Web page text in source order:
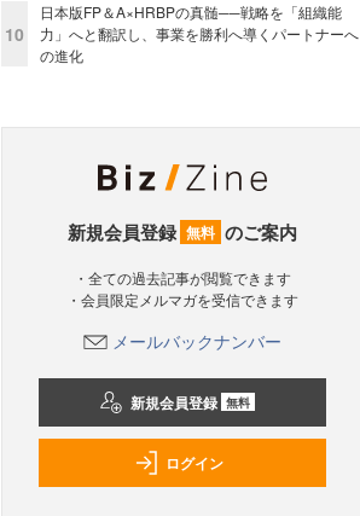
10
日本版FP＆A×HRBPの真髄──戦略を「組織能
力」へと翻訳し、事業を勝利へ導くパートナーへ
の進化
新規会員登録 無料 のご案内
・全ての過去記事が閲覧できます
・会員限定メルマガを受信できます
メールバックナンバー
新規会員登録 無料
ログイン